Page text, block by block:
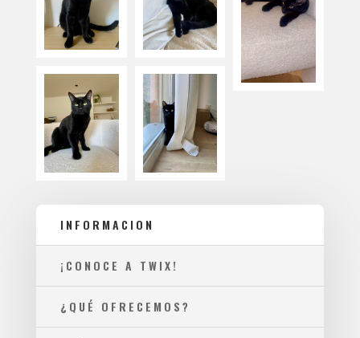
INFORMACION
¡CONOCE A TWIX!
¿QUÉ OFRECEMOS?